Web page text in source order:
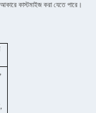
কাস্টমাইজ করা যেতে পারে।